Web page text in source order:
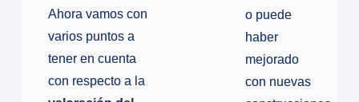
Ahora vamos con
varios puntos a
tener en cuenta
con respecto a la
o puede
haber
mejorado
con nuevas